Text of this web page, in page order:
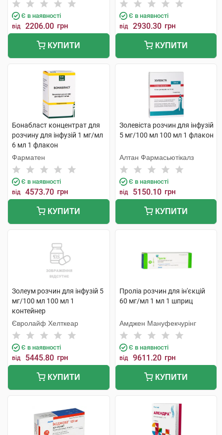
Є в наявності
від 2206.00 грн
КУПИТИ
Є в наявності
від 2930.30 грн
КУПИТИ
Бонабласт концентрат для
розчину для інфузій 1 мг/мл
6 мл 1 флакон
Фарматен
Є в наявності
від 4573.70 грн
КУПИТИ
Золевіста розчин для інфузій
5 мг/100 мл 100 мл 1 флакон
Алтан Фармасьютікалз
Є в наявності
від 5150.10 грн
КУПИТИ
Золеум розчин для інфузій 5
мг/100 мл 100 мл 1
контейнер
Євролайф Хелткеар
Є в наявності
від 5445.80 грн
КУПИТИ
Проліа розчин для ін'єкцій
60 мг/мл 1 мл 1 шприц
Амджен Мануфекчурінг
Є в наявності
від 9611.20 грн
КУПИТИ